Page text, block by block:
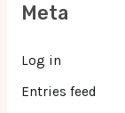
Meta
Log in
Entries feed